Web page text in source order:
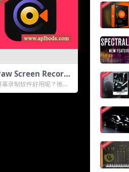
Screen Record
Mac(屏幕录制软
中文版
幕录制软件好用呢？推荐
Screen Recorder，